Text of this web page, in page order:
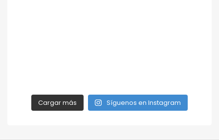
Cargar más Síguenos en Instagram